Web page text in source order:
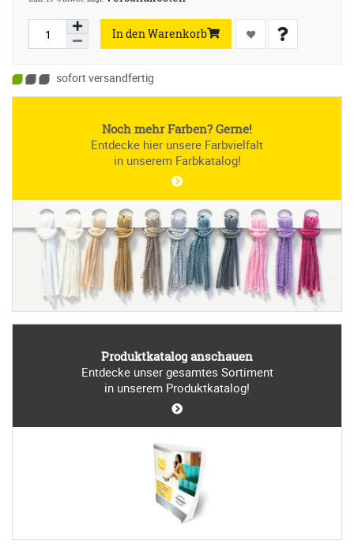
In den Warenkorb
sofort versandfertig
Noch mehr Farben? Gerne!
Entdecke hier unsere Farbvielfalt
in unserem Farbkatalog!
Produktkatalog anschauen
Entdecke unser gesamtes Sortiment
in unserem Produktkatalog!